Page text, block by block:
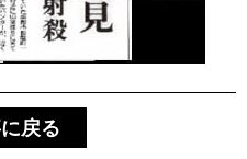
戻る